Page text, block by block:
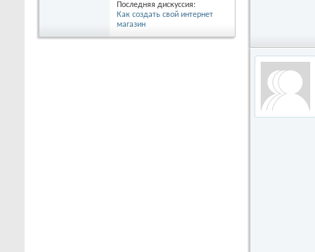
Последняя дискуссия:
Как создать свой интернет
магазин